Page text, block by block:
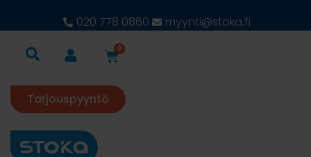
020 778 0860 myynti@stoka.fi
0
Tarjouspyyntö